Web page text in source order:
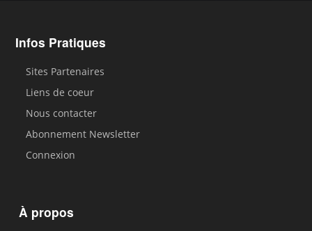
Infos Pratiques
Sites Partenaires
Liens de coeur
Nous contacter
Abonnement Newsletter
Connexion
À propos